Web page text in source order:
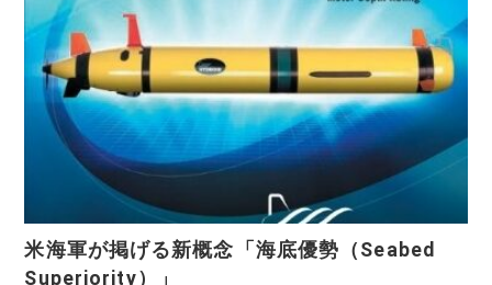
米海軍が掲げる新概念「海底優勢（Seabed
Superiority）」